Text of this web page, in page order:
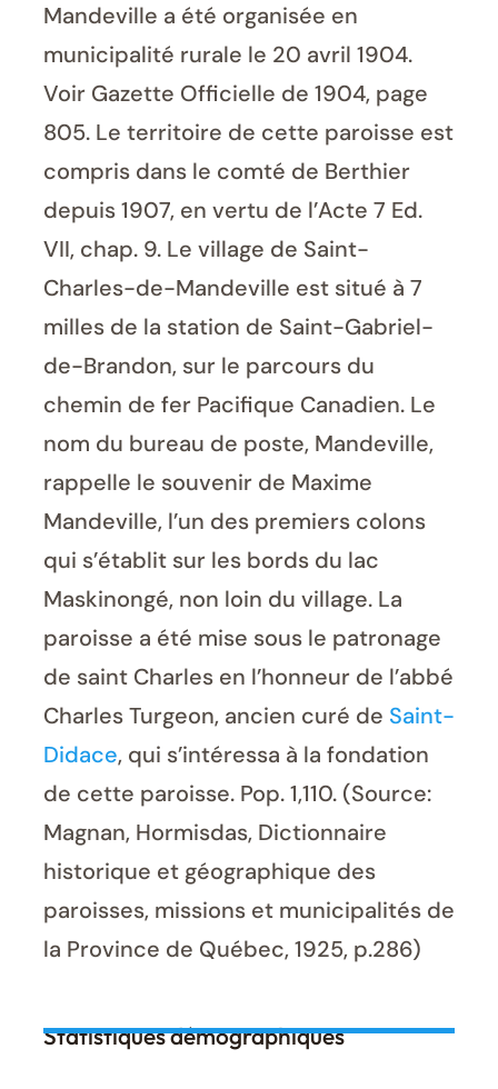
Mandeville a été organisée en
municipalité rurale le 20 avril 1904.
Voir Gazette Officielle de 1904, page
805. Le territoire de cette paroisse est
compris dans le comté de Berthier
depuis 1907, en vertu de l’Acte 7 Ed.
VII, chap. 9. Le village de Saint-
Charles-de-Mandeville est situé à 7
milles de la station de Saint-Gabriel-
de-Brandon, sur le parcours du
chemin de fer Pacifique Canadien. Le
nom du bureau de poste, Mandeville,
rappelle le souvenir de Maxime
Mandeville, l’un des premiers colons
qui s’établit sur les bords du lac
Maskinongé, non loin du village. La
paroisse a été mise sous le patronage
de saint Charles en l’honneur de l’abbé
Charles Turgeon, ancien curé de Saint-
Didace, qui s’intéressa à la fondation
de cette paroisse. Pop. 1,110. (Source:
Magnan, Hormisdas, Dictionnaire
historique et géographique des
paroisses, missions et municipalités de
la Province de Québec, 1925, p.286)
Statistiques démographiques